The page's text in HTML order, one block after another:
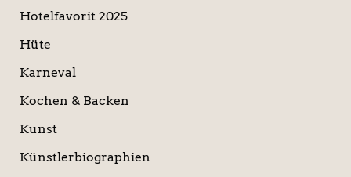
Hotelfavorit 2025
Hüte
Karneval
Kochen & Backen
Kunst
Künstlerbiographien